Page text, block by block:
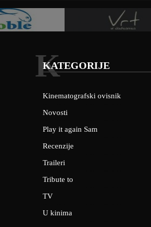
KATEGORIJE
K
Kinematografski ovisnik
Novosti
Play it again Sam
Recenzije
Traileri
Tribute to
TV
U kinima